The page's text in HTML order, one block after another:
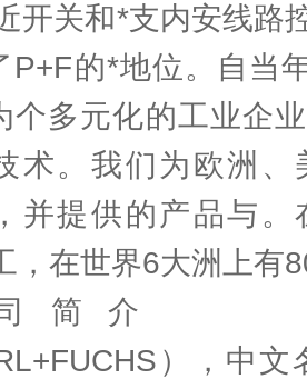
开关和*支内安线路
P+F的*地位。自当
个多元化的工业企
术。我们为欧洲
并提供的产品与
，在世界6大洲上有
司简介
），中